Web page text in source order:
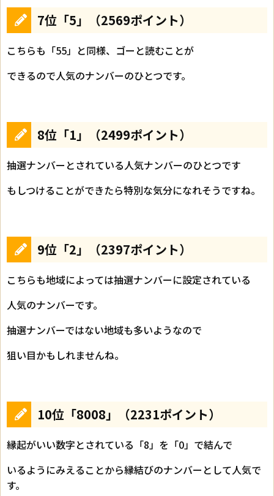
7位「5」（2569ポイント）
こちらも「55」と同様、ゴーと読むことが
できるので人気のナンバーのひとつです。
8位「1」（2499ポイント）
抽選ナンバーとされている人気ナンバーのひとつです
もしつけることができたら特別な気分になれそうですね。
9位「2」（2397ポイント）
こちらも地域によっては抽選ナンバーに設定されている
人気のナンバーです。
抽選ナンバーではない地域も多いようなので
狙い目かもしれませんね。
10位「8008」（2231ポイント）
縁起がいい数字とされている「8」を「0」で結んで
いるようにみえることから縁結びのナンバーとして人気で
す。